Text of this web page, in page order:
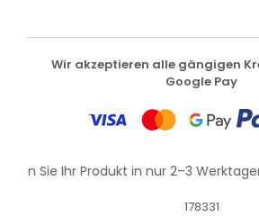
Wir akzeptieren alle gängigen
Google Pay
Sie Ihr Produkt in nur 2–3
178331